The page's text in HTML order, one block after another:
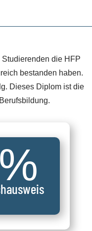
die HFP
bestanden haben.
Dieses Diplom ist die
%